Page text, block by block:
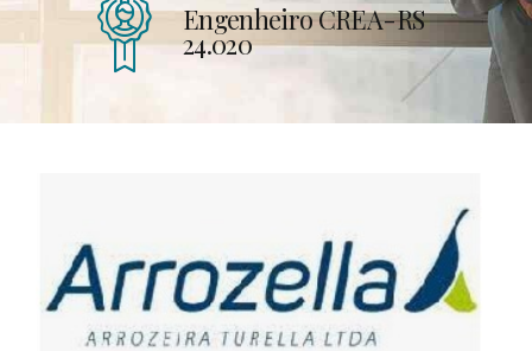
Engenheiro CREA-RS
24.020